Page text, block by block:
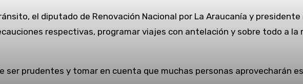
el diputado de Renovación Nacional por La Araucanía y
respectivas, programar viajes con antelación y sobre todo a
ser prudentes y tomar en cuenta que muchas personas aprovecharán